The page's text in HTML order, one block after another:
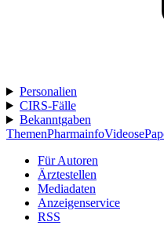
Personalien
CIRS-Fälle
Bekanntgaben
ThemenPharmainfoVideos
Für Autoren
Ärztestellen
Mediadaten
Anzeigenservice
RSS